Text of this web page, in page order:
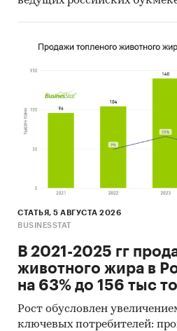
СТАТЬЯ, 5 АВГУСТА 2026
BUSINESSTAT
В 2021-2025 гг
животного жира в
на 63% до 156 тыс
Рост обусловлен
ключевых потребителей: